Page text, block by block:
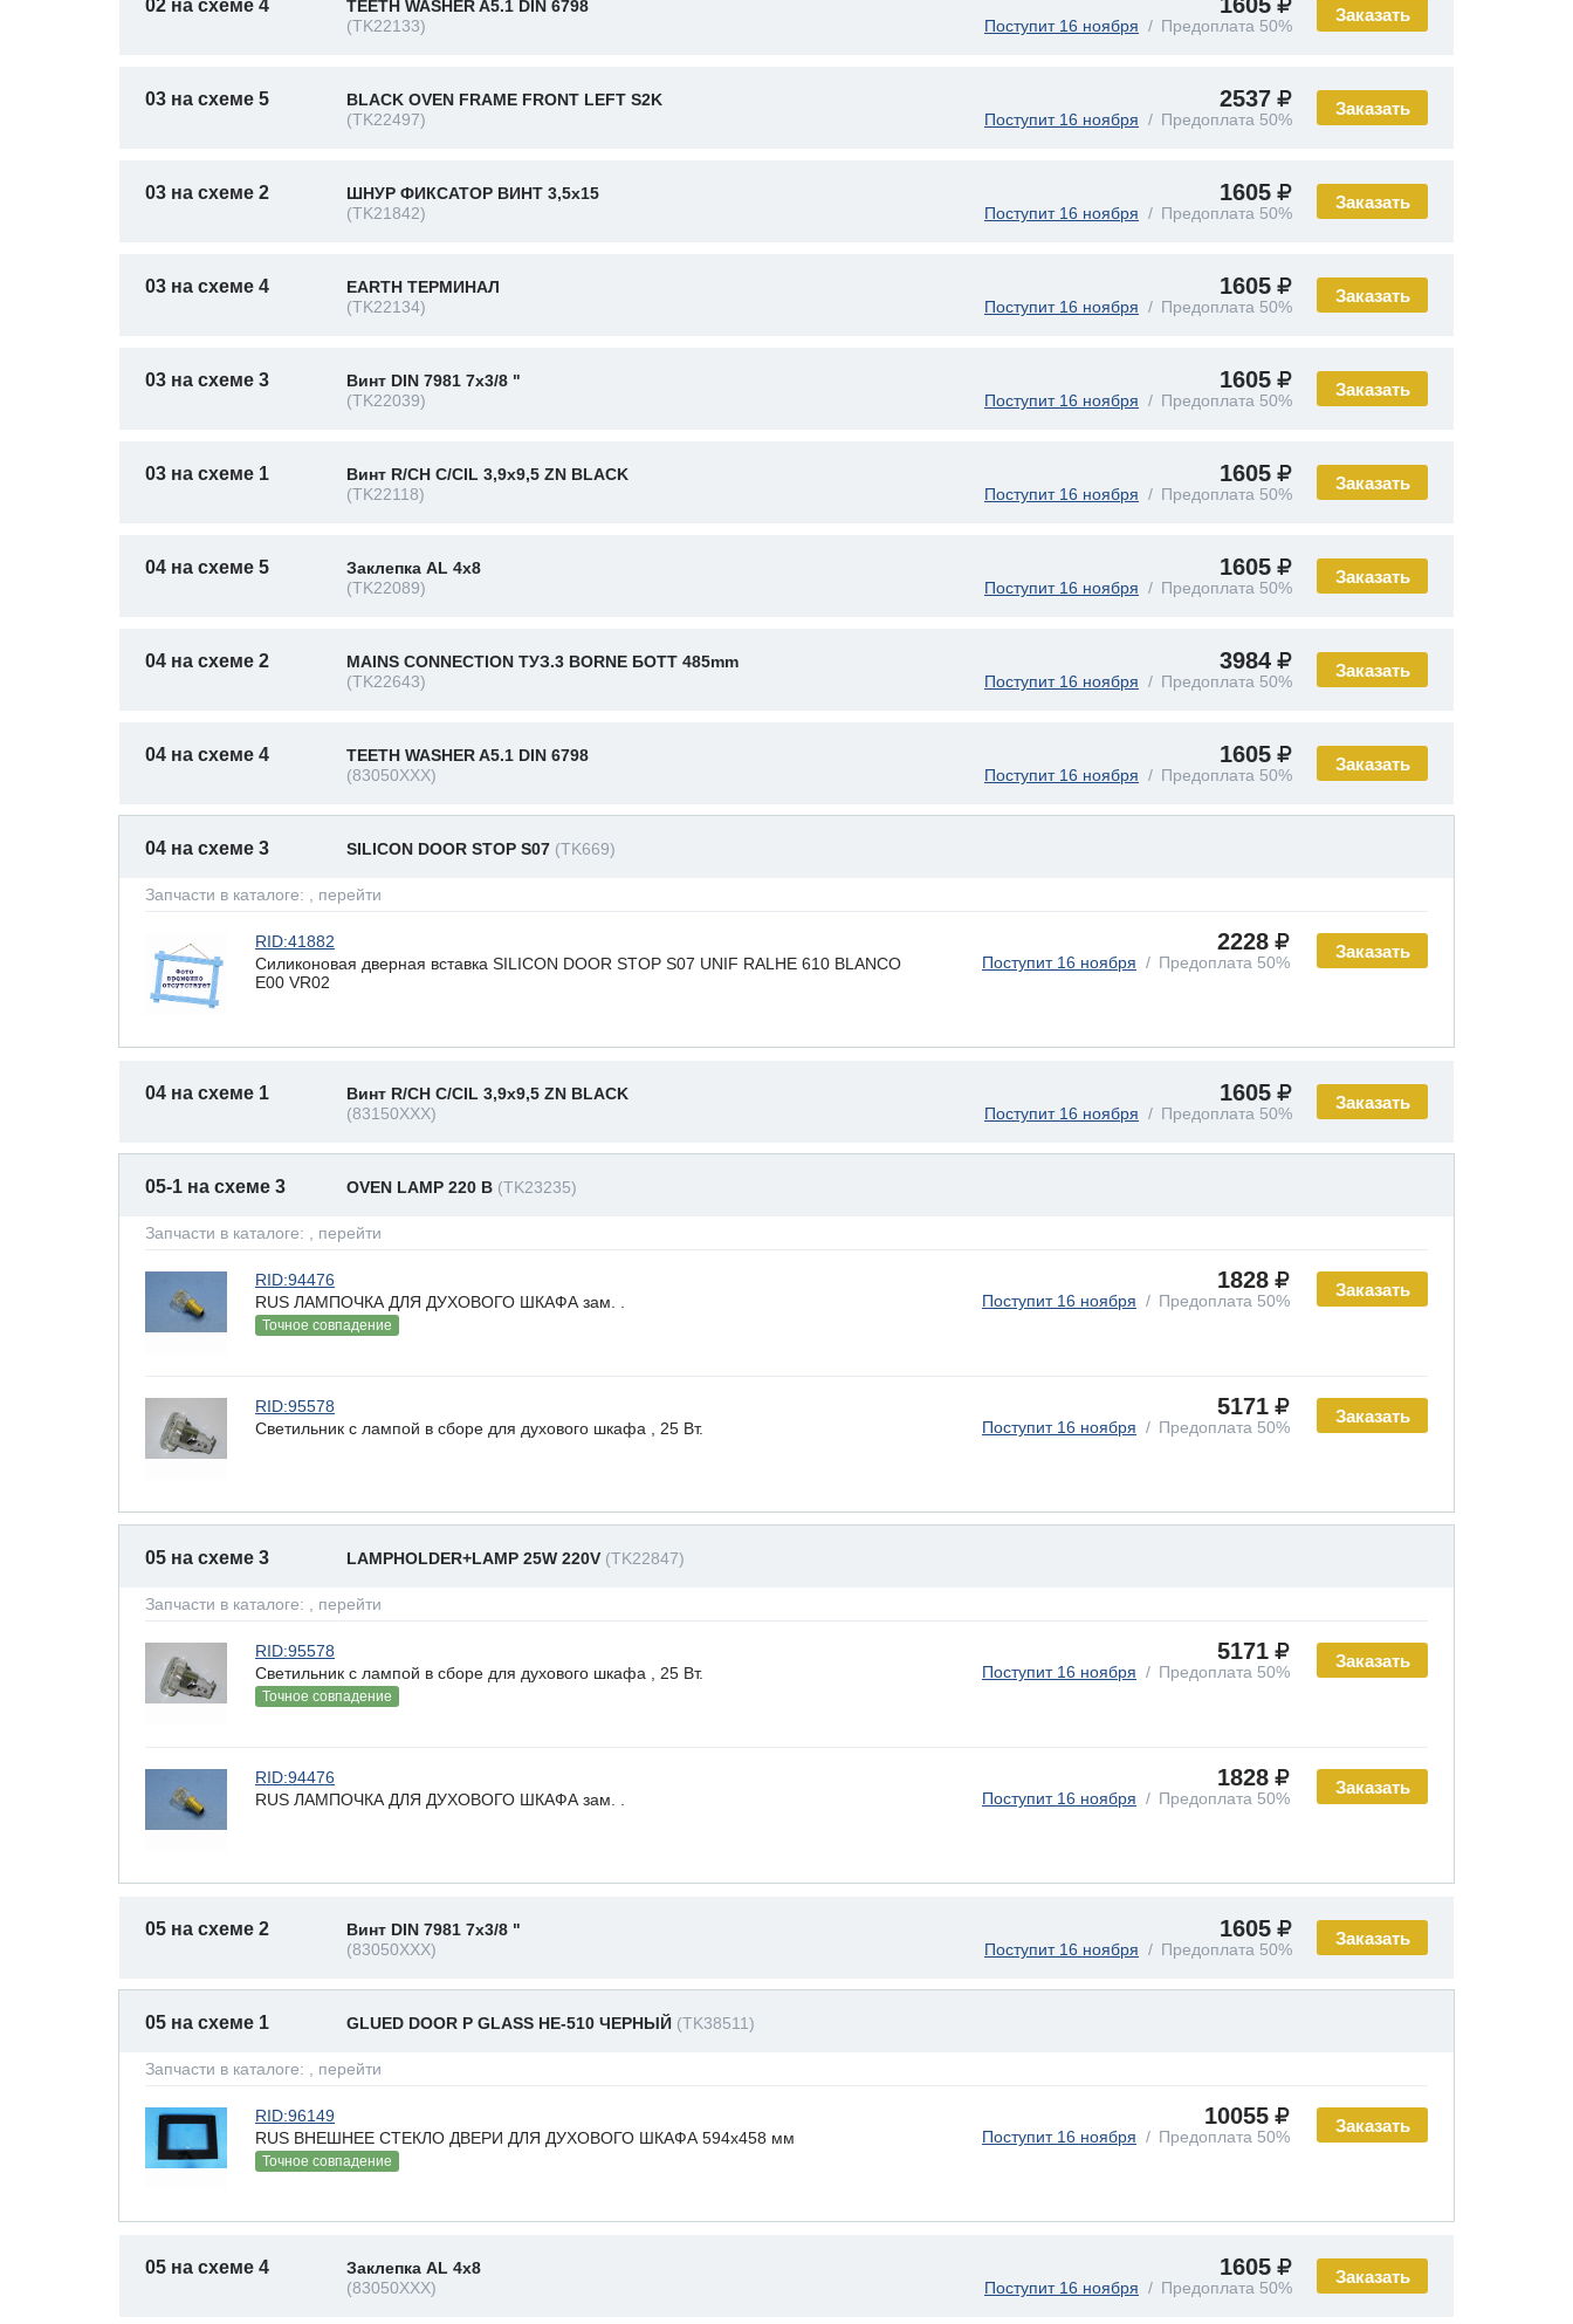
Заказать
02 на схеме 4
TEETH WASHER A5.1 DIN 6798
(TK22133)
Поступит 16 ноября Предоплата 50%
Заказать
03 на схеме 5
BLACK OVEN FRAME FRONT LEFT S2K
(TK22497)
2537
Поступит 16 ноября Предоплата 50%
Заказать
03 на схеме 2
ШНУР ФИКСАТОР ВИНТ 3,5x15
(TK21842)
1605
Поступит 16 ноября Предоплата 50%
Заказать
03 на схеме 4
EARTH ТЕРМИНАЛ
(TK22134)
1605
Поступит 16 ноября Предоплата 50%
Заказать
03 на схеме 3
Винт DIN 7981 7x3/8 "
(TK22039)
1605
Поступит 16 ноября Предоплата 50%
Заказать
03 на схеме 1
Винт R/CH C/CIL 3,9x9,5 ZN BLACK
(TK22118)
1605
Поступит 16 ноября Предоплата 50%
Заказать
04 на схеме 5
Заклепка AL 4x8
(TK22089)
1605
Поступит 16 ноября Предоплата 50%
Заказать
04 на схеме 2
MAINS CONNECTION ТУЗ.3 BORNE БОТТ 485mm
(TK22643)
3984
Поступит 16 ноября Предоплата 50%
Заказать
04 на схеме 4
TEETH WASHER A5.1 DIN 6798
(83050XXX)
1605
Поступит 16 ноября Предоплата 50%
04 на схеме 3 SILICON DOOR STOP S07 (TK669)
Запчасти в каталоге: , перейти
Заказать
RID:41882
Силиконовая дверная вставка SILICON DOOR STOP S07 UNIF RALHE 610 BLANCO
E00 VR02
2228
Поступит 16 ноября Предоплата 50%
Заказать
04 на схеме 1
Винт R/CH C/CIL 3,9x9,5 ZN BLACK
(83150XXX)
1605
Поступит 16 ноября Предоплата 50%
05-1 на схеме 3 OVEN LAMP 220 В (TK23235)
Запчасти в каталоге: , перейти
Заказать
RID:94476
RUS ЛАМПОЧКА ДЛЯ ДУХОВОГО ШКАФА зам. .
Точное совпадение
1828
Поступит 16 ноября Предоплата 50%
Заказать
RID:95578
Светильник с лампой в сборе для духового шкафа , 25 Вт.
5171
Поступит 16 ноября Предоплата 50%
05 на схеме 3 LAMPHOLDER+LAMP 25W 220V (TK22847)
Запчасти в каталоге: , перейти
Заказать
RID:95578
Светильник с лампой в сборе для духового шкафа , 25 Вт.
Точное совпадение
5171
Поступит 16 ноября Предоплата 50%
Заказать
RID:94476
RUS ЛАМПОЧКА ДЛЯ ДУХОВОГО ШКАФА зам. .
1828
Поступит 16 ноября Предоплата 50%
Заказать
05 на схеме 2
Винт DIN 7981 7x3/8 "
(83050XXX)
1605
Поступит 16 ноября Предоплата 50%
05 на схеме 1 GLUED DOOR P GLASS HE-510 ЧЕРНЫЙ (TK38511)
Запчасти в каталоге: , перейти
Заказать
RID:96149
RUS ВНЕШНЕЕ СТЕКЛО ДВЕРИ ДЛЯ ДУХОВОГО ШКАФА 594x458 мм
Точное совпадение
10055
Поступит 16 ноября Предоплата 50%
Заказать
05 на схеме 4
Заклепка AL 4x8
(83050XXX)
1605
Поступит 16 ноября Предоплата 50%